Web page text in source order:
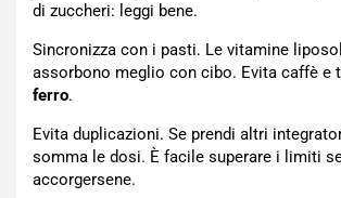
di zuccheri: leggi bene.
Sincronizza con i pasti. Le vitamine
assorbono meglio con cibo. Evita caffè e
ferro.
Evita duplicazioni. Se prendi altri
somma le dosi. È facile superare i limiti
accorgersene.